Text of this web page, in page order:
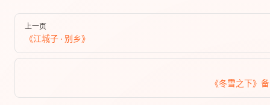
上一页
《江城子 · 别乡》
《冬雪之下》